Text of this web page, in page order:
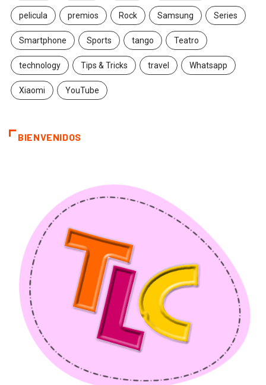
pelicula premios Rock Samsung Series
Smartphone Sports tango Teatro
technology Tips & Tricks travel Whatsapp
Xiaomi YouTube
BIENVENIDOS